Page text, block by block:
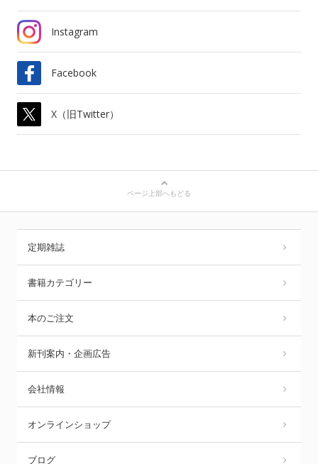
Instagram
Facebook
X（旧Twitter）
ページ上部へもどる
定期雑誌
書籍カテゴリー
本のご注文
新刊案内・企画広告
会社情報
オンラインショップ
ブログ